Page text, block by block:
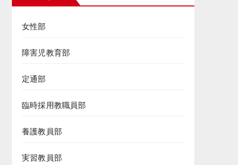
女性部
障害児教育部
定通部
臨時採用教職員部
養護教員部
実習教員部